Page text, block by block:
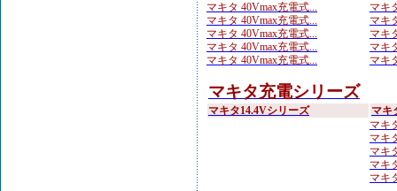
マキタ 40Vmax充電式...
マキタ 40Vmax充電式...
マキタ 40Vmax充電式...
マキタ 40Vmax充電式...
マキタ 40Vmax充電式...
マキ
マキ
マキ
マキ
マキ
マキタ充電シリーズ
マキタ14.4Vシリーズ
マキ
マキ
マキ
マキ
マキ
マキ